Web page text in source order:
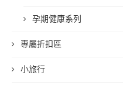
孕期健康系列
專屬折扣區
小旅行